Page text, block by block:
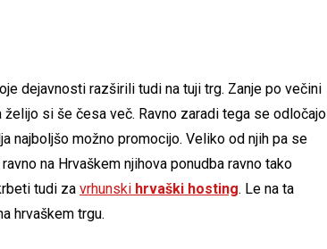
dejavnosti razširili tudi na tuji trg. Zanje po večini
si še česa več. Ravno zaradi tega se odločajo
najboljšo možno promocijo. Veliko od njih pa se
na Hrvaškem njihova ponudba ravno tako
tudi za vrhunski hrvaški hosting. Le na ta
hrvaškem trgu.